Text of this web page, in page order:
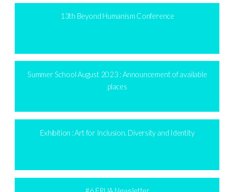
13th Beyond Humanism Conference
Summer School August 2023 : Announcement of available
places
Exhibition : Art for Inclusion, Diversity and Identity